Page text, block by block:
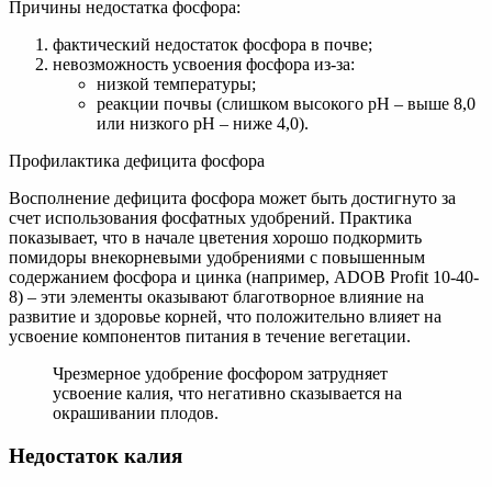
Причины недостатка фосфора:
фактический недостаток фосфора в почве;
невозможность усвоения фосфора из-за:
низкой температуры;
реакции почвы (слишком высокого рН – выше 8,0
или низкого рН – ниже 4,0).
Профилактика дефицита фосфора
Восполнение дефицита фосфора может быть достигнуто за
счет использования фосфатных удобрений. Практика
показывает, что в начале цветения хорошо подкормить
помидоры внекорневыми удобрениями с повышенным
содержанием фосфора и цинка (например, ADOB Profit 10-40-
8) – эти элементы оказывают благотворное влияние на
развитие и здоровье корней, что положительно влияет на
усвоение компонентов питания в течение вегетации.
Чрезмерное удобрение фосфором затрудняет
усвоение калия, что негативно сказывается на
окрашивании плодов.
Недостаток калия